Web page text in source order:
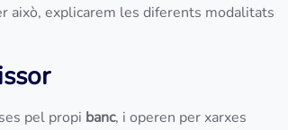
això, explicarem les diferents modalitats
pel propi banc, i operen per xarxes